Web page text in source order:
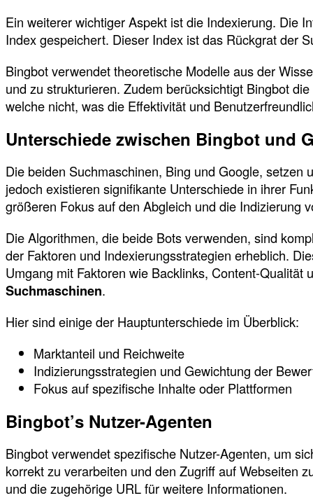
Ein weiterer wichtiger Aspekt ist die Indexierung. Die
Index gespeichert. Dieser Index ist das Rückgrat der
Bingbot verwendet theoretische Modelle aus der
und zu strukturieren. Zudem berücksichtigt Bingbot
welche nicht, was die Effektivität und
Unterschiede zwischen Bingbot und
Die beiden Suchmaschinen, Bing und Google,
jedoch existieren signifikante Unterschiede in ihrer
größeren Fokus auf den Abgleich und die Indizierung
Die Algorithmen, die beide Bots verwenden, sind
der Faktoren und Indexierungsstrategien erheblich.
Umgang mit Faktoren wie Backlinks, Content-
Suchmaschinen.
Hier sind einige der Hauptunterschiede im Überblick:
Marktanteil und Reichweite
Indizierungsstrategien und Gewichtung der
Fokus auf spezifische Inhalte oder Plattformen
Bingbot’s Nutzer-Agenten
Bingbot verwendet spezifische Nutzer-Agenten, um
korrekt zu verarbeiten und den Zugriff auf Webseiten
und die zugehörige URL für weitere Informationen.